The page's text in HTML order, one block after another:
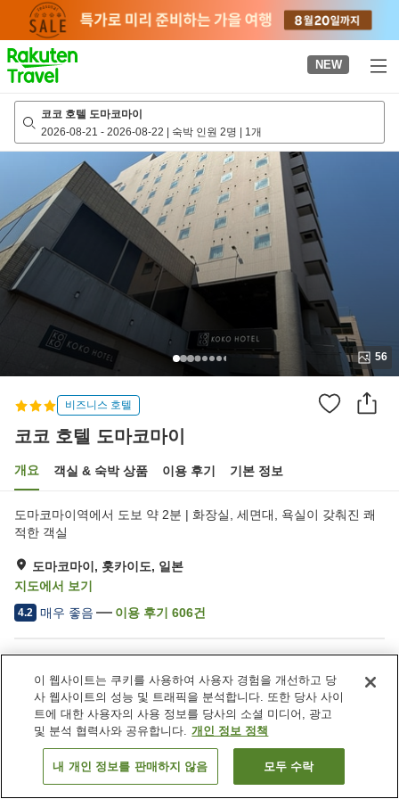
page
NEW
코코 호텔 도마코마이
2026-08-21 - 2026-08-22 | 숙박 인원 2명 | 1개
56
비즈니스 호텔
코코 호텔 도마코마이
개요 객실 & 숙박 상품 이용 후기 기본 정보
도마코마이역에서 도보 약 2분 | 화장실, 세면대, 욕실이 갖춰진 쾌
적한 객실
도마코마이, 홋카이도, 일본
지도에서 보기
4.2 매우 좋음 이용 후기 606건
스파 / 미용실
레스토랑
자동판매기
회의실
객실 보기
이 웹사이트는 쿠키를 사용하여 사용자 경험을 개선하고 당
사 웹사이트의 성능 및 트래픽을 분석합니다. 또한 당사 사이
트에 대한 사용자의 사용 정보를 당사의 소셜 미디어, 광고
및 분석 협력사와 공유합니다. 개인 정보 정책
내 개인 정보를 판매하지 않음 모두 수락